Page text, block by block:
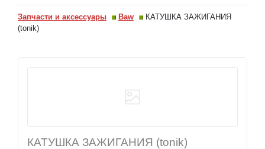
Запчасти и аксессуары Baw
КАТУШКА ЗАЖИГАНИЯ
(tonik)
КАТУШКА ЗАЖИГАНИЯ (tonik)